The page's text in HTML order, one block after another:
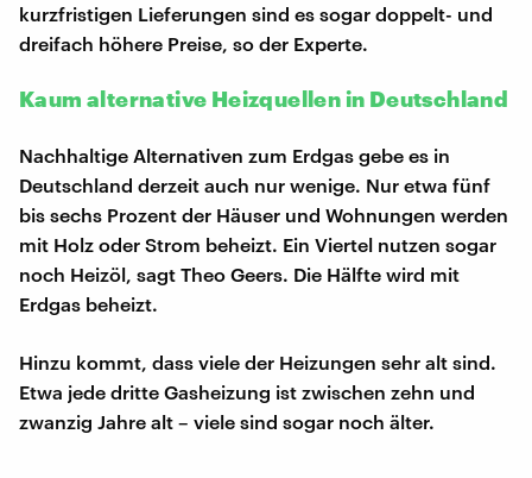
kurzfristigen Lieferungen sind es sogar doppelt- und
dreifach höhere Preise, so der Experte.
Kaum alternative Heizquellen in Deutschland
Nachhaltige Alternativen zum Erdgas gebe es in
Deutschland derzeit auch nur wenige. Nur etwa fünf
bis sechs Prozent der Häuser und Wohnungen werden
mit Holz oder Strom beheizt. Ein Viertel nutzen sogar
noch Heizöl, sagt Theo Geers. Die Hälfte wird mit
Erdgas beheizt.
Hinzu kommt, dass viele der Heizungen sehr alt sind.
Etwa jede dritte Gasheizung ist zwischen zehn und
zwanzig Jahre alt – viele sind sogar noch älter.